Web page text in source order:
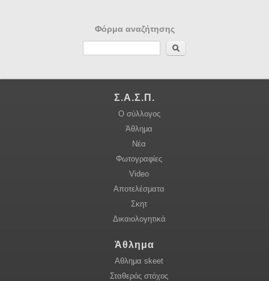
Φόρμα αναζήτησης
Αναζήτηση
Σ.Α.Σ.Π.
Ο σύλλογος
Άθλημα
Νέα
Φωτογραφίες
Video
Αποτελέσματα
Σκητ
Δικαιολογητικά
Άθλημα
Αθλημα skeet
Σταθερός στόχος